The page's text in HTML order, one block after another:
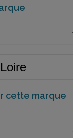
cette marque